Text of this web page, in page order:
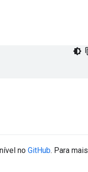
no GitHub. Para mais